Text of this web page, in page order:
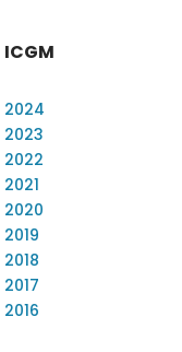
ICGM
2024
2023
2022
2021
2020
2019
2018
2017
2016